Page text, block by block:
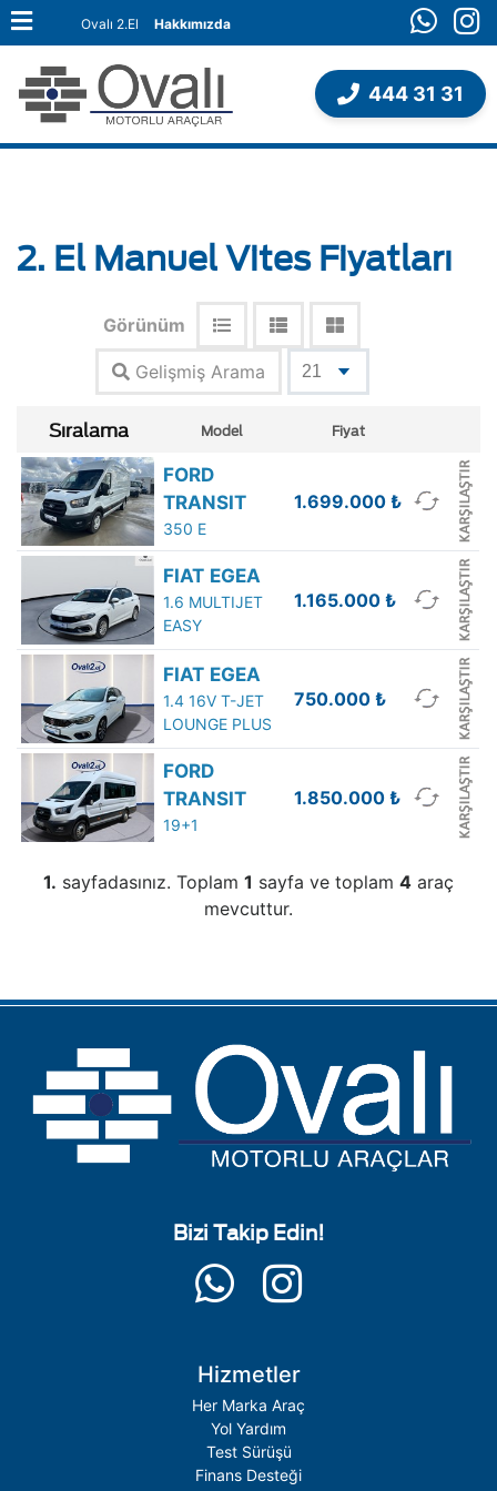
Ovalı 2.El Hakkımızda
444 31 31
2. El Manuel Vites Fiyatları
Görünüm
Gelişmiş Arama
Sıralama Model Fiyat
FORD
TRANSIT
350 E
1.699.000 ₺
FIAT EGEA
1.6 MULTIJET
EASY
1.165.000 ₺
FIAT EGEA
1.4 16V T-JET
LOUNGE PLUS
750.000 ₺
FORD
TRANSIT
19+1
1.850.000 ₺
1. sayfadasınız. Toplam 1 sayfa ve toplam 4 araç
mevcuttur.
Bizi Takip Edin!
Hizmetler
Her Marka Araç
Yol Yardım
Test Sürüşü
Finans Desteği